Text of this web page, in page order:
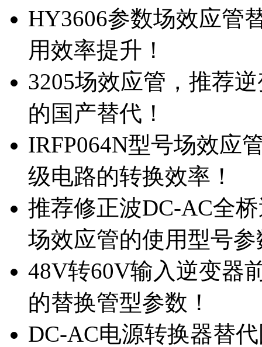
HY3606参数场效应管
用效率提升！
3205场效应管，推荐
的国产替代！
IRFP064N型号场效应
级电路的转换效率！
推荐修正波DC-AC全
场效应管的使用型号参
48V转60V输入逆变器
的替换管型参数！
DC-AC电源转换器替